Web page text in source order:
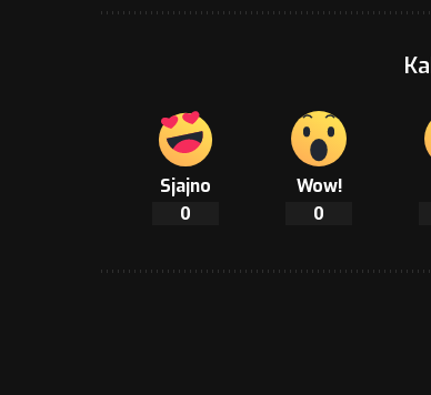
Sjajno
0
Wow!
0